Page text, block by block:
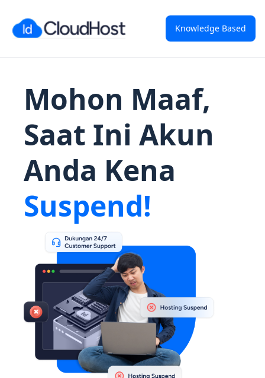
Knowledge Based
Mohon Maaf,
Saat Ini Akun
Anda Kena
Suspend!